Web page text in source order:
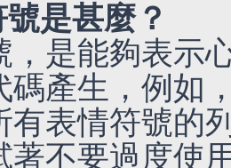
是甚麼？
，是能夠表示
碼產生，例如
有表情符號的
著不要過度使